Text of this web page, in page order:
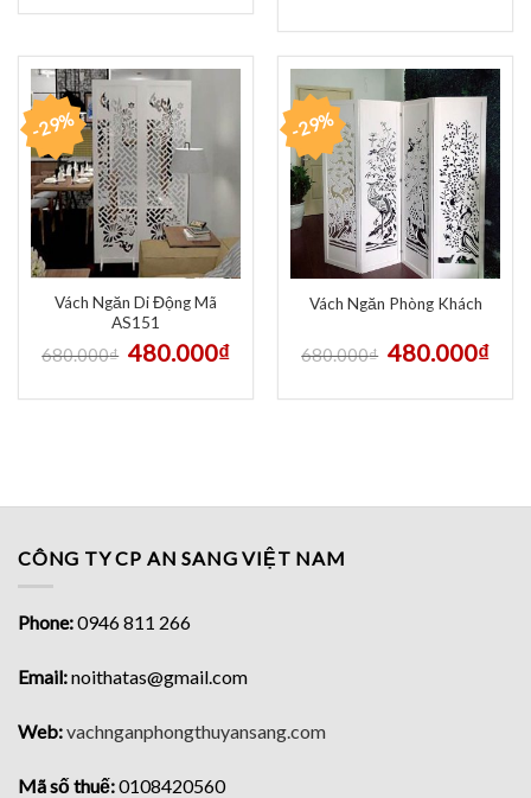
-29%
Vách Ngăn Di Động Mã
AS151
680.000₫ 480.000₫
-29%
Vách Ngăn Phòng Khách
680.000₫ 480.000₫
CÔNG TY CP AN SANG VIỆT NAM
Phone:0946 811 266
Email:noithatas@gmail.com
Web:vachnganphongthuyansang.com
Mã số thuế:0108420560